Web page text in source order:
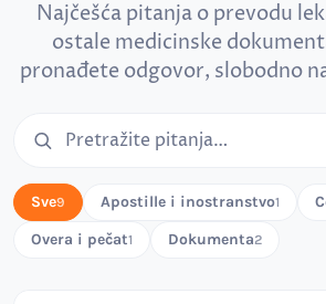
Najčešća pitanja o prevodu
ostale medicinske
pronađete odgovor, slobodno
Sve9 Apostille i inostranstvo1
Overa i pečat1 Dokumenta2